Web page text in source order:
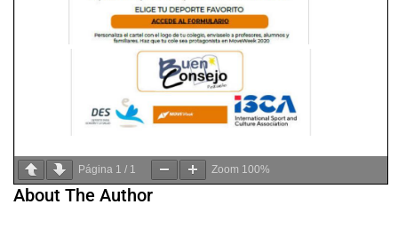
Página 1 / 1 Zoom 100%
About The Author